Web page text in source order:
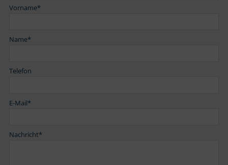
Vorname*
Name*
Telefon
E-Mail*
Nachricht*